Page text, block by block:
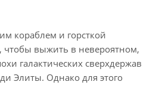
кораблем и горсткой
чтобы выжить в невероятном,
галактических сверхдержав
Элиты. Однако для этого